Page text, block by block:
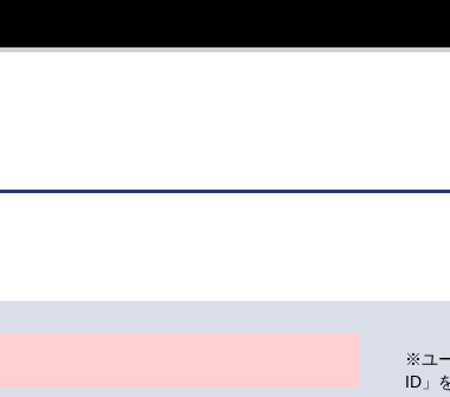
※ユ
ID」